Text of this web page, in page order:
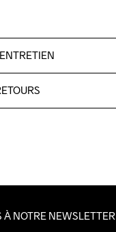
NOTRE NEWSLETTER